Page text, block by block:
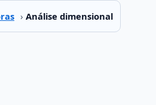
› Análise dimensional